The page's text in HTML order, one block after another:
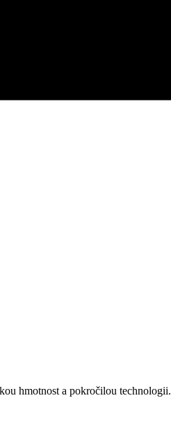
hmotnost a pokročilou technologii.